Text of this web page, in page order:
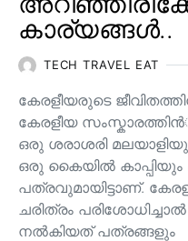
കാര്യങ്ങൾ..
TECH TRAVEL EAT
കേരളീയരുടെ
കേരളീയ
ഒരു ശരാശരി
ഒരു കൈയില്‍ കാപ്പിയും
പത്രവുമായിട്ടാണ്.
ചരിത്രം
നല്‍കിയത് പത്രങ്ങളും